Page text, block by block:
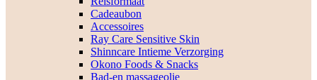
Cadeaubon
Accessoires
Ray Care Sensitive Skin
Shinncare Intieme Verzorging
Okono Foods & Snacks
Bad-en massageolie